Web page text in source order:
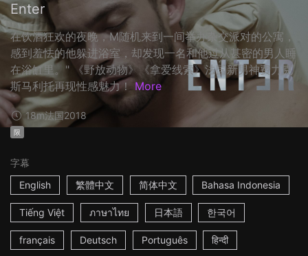
Enter
在饮酒狂欢的夜晚，M随机来到一间举办杂交派对的公寓，
感到羞怯的他躲进浴室，却发现一名和他过从甚密的男人睡
在浴缸里。" 《野放动物》《拿爱线索》法国新男神费力克
斯马利托再现性感魅力！ More
18m法国2018
限
字幕
English
繁體中文 简体中文 Bahasa Indonesia
Tiếng Việt ภาษาไทย 日本語 한국어
français Deutsch Português हिन्दी